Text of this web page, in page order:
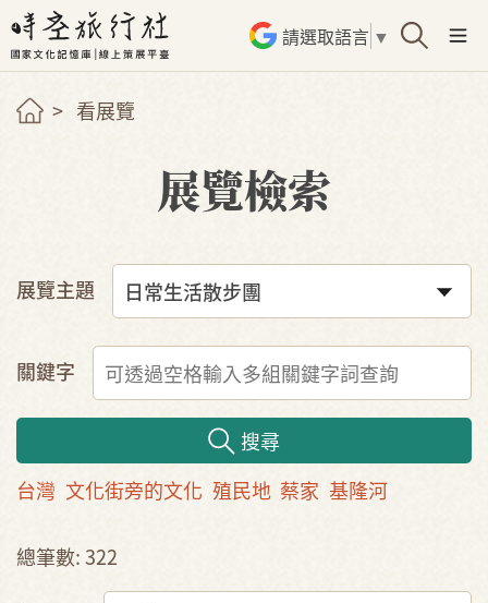
請選取語言 ▼
看展覽
展覽檢索
展覽主題
關鍵字
搜尋
台灣 文化街旁的文化 殖民地 蔡家 基隆河
總筆數: 322